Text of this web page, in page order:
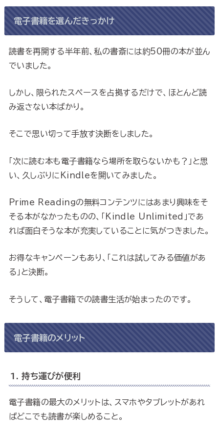
電子書籍を選んだきっかけ
読書を再開する半年前、私の書斎には約50冊の本が並ん
でいました。
しかし、限られたスペースを占拠するだけで、ほとんど読
み返さない本ばかり。
そこで思い切って手放す決断をしました。
「次に読む本も電子書籍なら場所を取らないかも？」と思
い、久しぶりにKindleを開いてみました。
Prime Readingの無料コンテンツにはあまり興味をそ
そる本がなかったものの、「Kindle Unlimited」であ
れば面白そうな本が充実していることに気がつきました。
お得なキャンペーンもあり、「これは試してみる価値があ
る」と決断。
そうして、電子書籍での読書生活が始まったのです。
電子書籍のメリット
1. 持ち運びが便利
電子書籍の最大のメリットは、スマホやタブレットがあれ
ばどこでも読書が楽しめること。